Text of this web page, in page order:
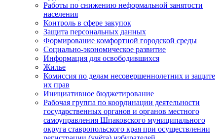
Работы по снижению неформальной занятости
населения
Контроль в сфере закупок
Защита персональных данных
Формирование комфортной городской среды
Социально-экономическое развитие
Информация для освободившихся
Жилье
Комиссия по делам несовершеннолетних и защите
их прав
Инициативное бюджетирование
Рабочая группа по координации деятельности
государственных органов и органов местного
самоуправления Шпаковского муниципального
округа ставропольского края при осуществлении